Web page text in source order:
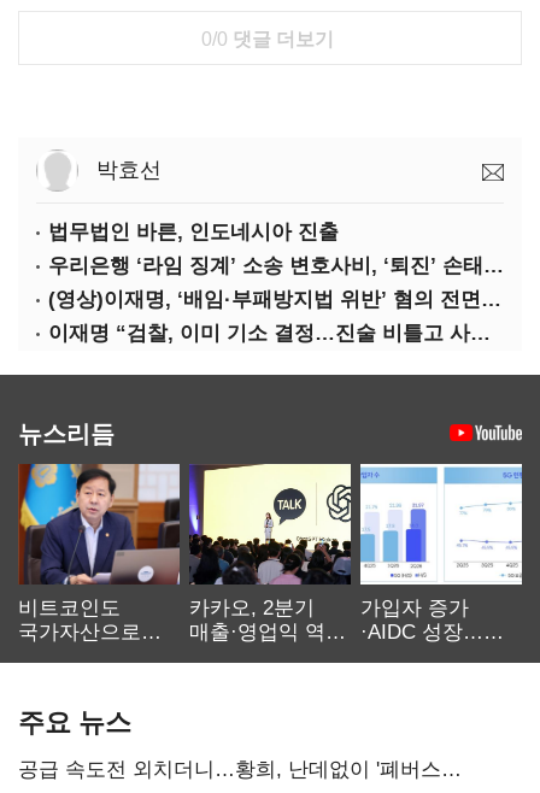
0/0 댓글 더보기
박효선
법무법인 바른, 인도네시아 진출
우리은행 ‘라임 징계’ 소송 변호사비, ‘퇴진’ 손태승 회장 개인이 납부하나
(영상)이재명, ‘배임·부패방지법 위반’ 혐의 전면 반박(종합)
이재명 “검찰, 이미 기소 결정…진술 비틀고 사건 조작에 악용”
뉴스리듬
비트코인도
국가자산으로…'
카카오, 2분기
매출·영업익 역대
가입자 증가
·AIDC 성장…
주요 뉴스
공급 속도전 외치더니…황희, 난데없이 '폐버스